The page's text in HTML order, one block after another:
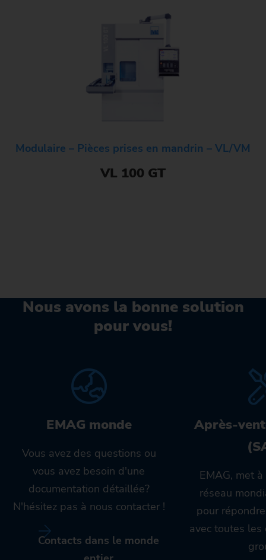
Modulaire – Pièces prises en mandrin – VL/VM
VL 100 GT
Nous avons la bonne solution
pour vous!
EMAG monde
Vous avez des questions ou
vous avez besoin d'une
documentation détaillée?
N'hésitez pas à nous contacter !
Contacts dans le monde
Après-
EMAG, met
réseau
pour
avec toutes les